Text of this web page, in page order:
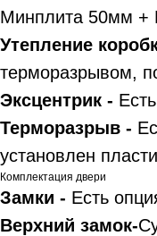
Минплита 50мм +
Утепление
терморазрывом,
Эксцентрик -
Терморазрыв -
установлен
Комплектация двери
Замки - Есть
Верхний замок-